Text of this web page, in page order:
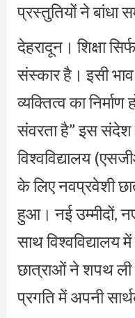
प्रस्तुतियों ने बांधा
देहरादून। शिक्षा
संस्कार है। इसी
व्यक्तित्व का निर्माण
संवरता है” इस संदेश
विश्वविद्यालय
के लिए नवप्रवेशी
हुआ। नई उम्मीदों,
साथ
छात्राओं ने शपथ ली
प्रगति में अपनी